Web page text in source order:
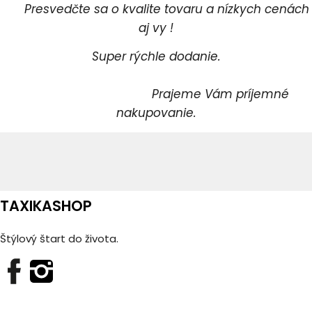
Presvedčte sa o kvalite tovaru a nízkych cenách
aj vy !
Super rýchle dodanie.
Prajeme Vám príjemné
nakupovanie.
TAXIKASHOP
Štýlový štart do života.